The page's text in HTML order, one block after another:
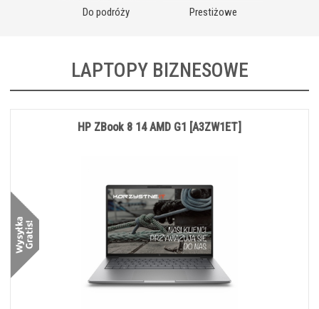
Do podróży Prestiżowe
LAPTOPY BIZNESOWE
HP ZBook 8 14 AMD G1 [A3ZW1ET]